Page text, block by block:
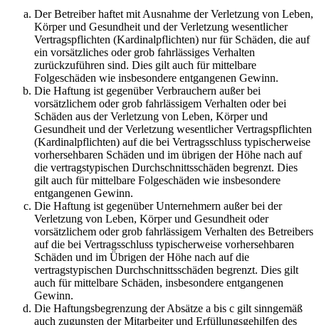
Der Betreiber haftet mit Ausnahme der Verletzung von Leben,
Körper und Gesundheit und der Verletzung wesentlicher
Vertragspflichten (Kardinalpflichten) nur für Schäden, die auf
ein vorsätzliches oder grob fahrlässiges Verhalten
zurückzuführen sind. Dies gilt auch für mittelbare
Folgeschäden wie insbesondere entgangenen Gewinn.
Die Haftung ist gegenüber Verbrauchern außer bei
vorsätzlichem oder grob fahrlässigem Verhalten oder bei
Schäden aus der Verletzung von Leben, Körper und
Gesundheit und der Verletzung wesentlicher Vertragspflichten
(Kardinalpflichten) auf die bei Vertragsschluss typischerweise
vorhersehbaren Schäden und im übrigen der Höhe nach auf
die vertragstypischen Durchschnittsschäden begrenzt. Dies
gilt auch für mittelbare Folgeschäden wie insbesondere
entgangenen Gewinn.
Die Haftung ist gegenüber Unternehmern außer bei der
Verletzung von Leben, Körper und Gesundheit oder
vorsätzlichem oder grob fahrlässigem Verhalten des Betreibers
auf die bei Vertragsschluss typischerweise vorhersehbaren
Schäden und im Übrigen der Höhe nach auf die
vertragstypischen Durchschnittsschäden begrenzt. Dies gilt
auch für mittelbare Schäden, insbesondere entgangenen
Gewinn.
Die Haftungsbegrenzung der Absätze a bis c gilt sinngemäß
auch zugunsten der Mitarbeiter und Erfüllungsgehilfen des